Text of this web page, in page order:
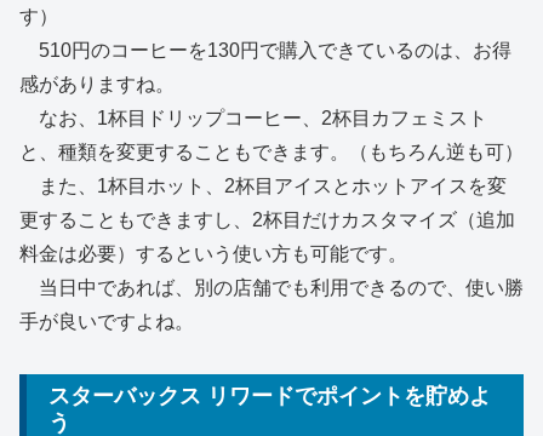
す）
510円のコーヒーを130円で購入できているのは、お得
感がありますね。
なお、1杯目ドリップコーヒー、2杯目カフェミスト
と、種類を変更することもできます。（もちろん逆も可）
また、1杯目ホット、2杯目アイスとホットアイスを変
更することもできますし、2杯目だけカスタマイズ（追加
料金は必要）するという使い方も可能です。
当日中であれば、別の店舗でも利用できるので、使い勝
手が良いですよね。
スターバックス リワードでポイントを貯めよ
う